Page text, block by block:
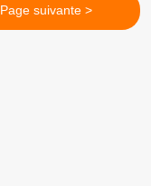
Page suivante >